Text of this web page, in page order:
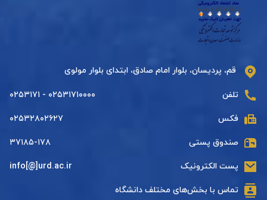
قم، پردیسان، بلوار امام صادق، ابتدای بلوار مولوی
تلفن ۰۲۵۳۱۷۱۰۰۰۰ - ۰۲۵۳۱۷۱
فکس ۰۲۵۳۲۸۰۲۶۲۷
صندوق پستی ۳۷۱۸۵-۱۷۸
پست الکترونیک info[@]urd.ac.ir
تماس با بخش‌های مختلف دانشگاه